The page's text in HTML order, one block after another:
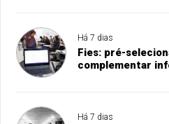
Há 7 dias
Fies: pré-
complementar
Há 7 dias